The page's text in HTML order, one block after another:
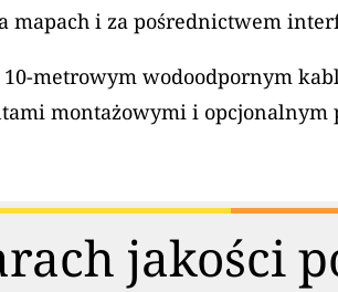
mapach i za pośrednictwem
10-metrowym wodoodpornym
montażowymi i opcjonalnym
jakości